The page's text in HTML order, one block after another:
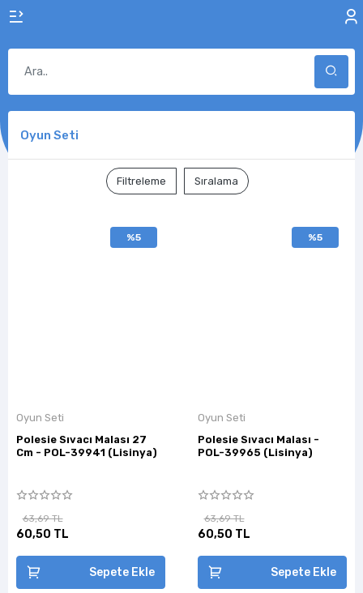
Oyun Seti
Filtreleme Sıralama
%5
Oyun Seti
Polesie Sıvacı Malası 27
Cm - POL-39941 (Lisinya)
63,69 TL
60,50 TL
Sepete Ekle
%5
Oyun Seti
Polesie Sıvacı Malası -
POL-39965 (Lisinya)
63,69 TL
60,50 TL
Sepete Ekle